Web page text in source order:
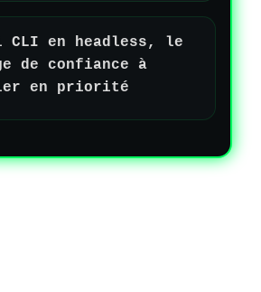
CLI en headless, le
de confiance à
en priorité